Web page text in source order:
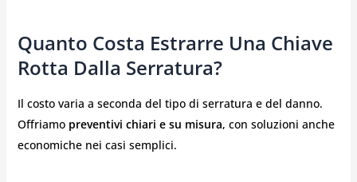
Quanto Costa Estrarre Una Chiave
Rotta Dalla Serratura?
Il costo varia a seconda del tipo di serratura e del danno.
Offriamo preventivi chiari e su misura, con soluzioni anche
economiche nei casi semplici.